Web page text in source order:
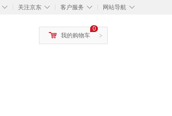
◇ ◇
关注京东 ◇
客户服务 ◇
网站导航
>
0
我的购物车